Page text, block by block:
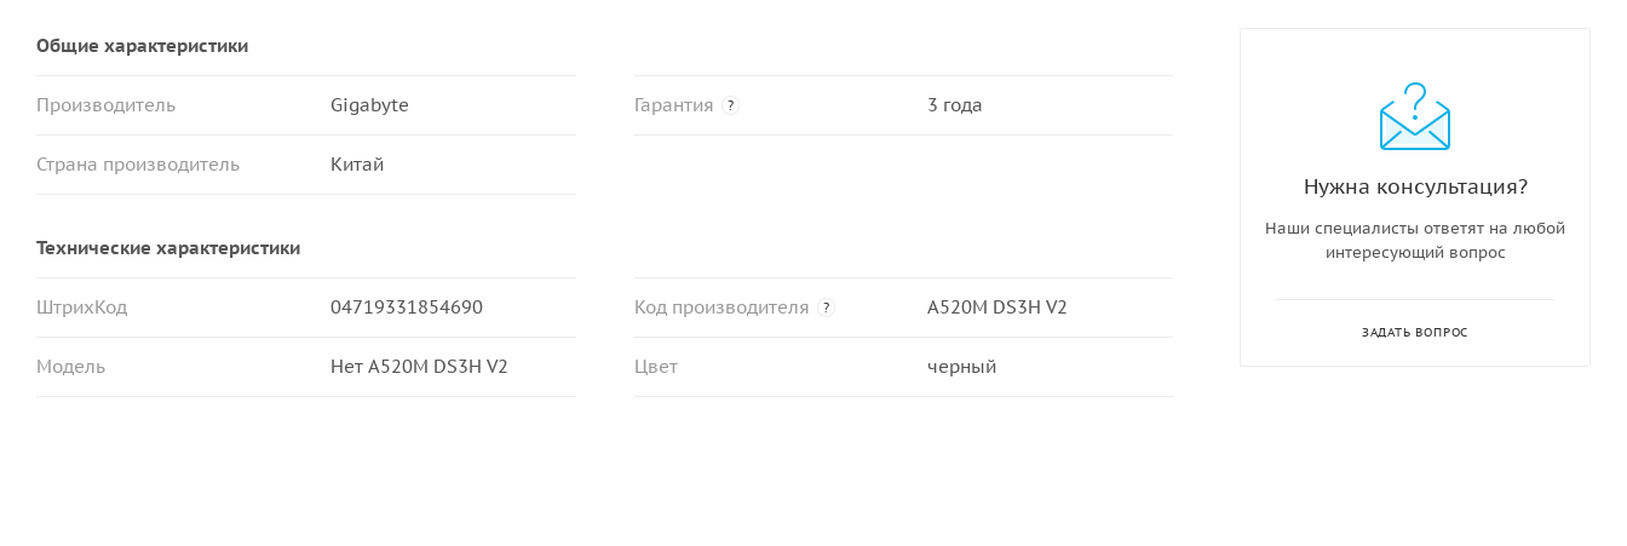
Общие характеристики
Производитель Gigabyte Гарантия ? 3 года
Страна производитель Китай
Технические характеристики
ШтрихКод 04719331854690 Код производителя ? A520M DS3H V2
Модель Нет A520M DS3H V2 Цвет черный
Нужна консультация?
Наши специалисты ответят на любой
интересующий вопрос
ЗАДАТЬ ВОПРОС